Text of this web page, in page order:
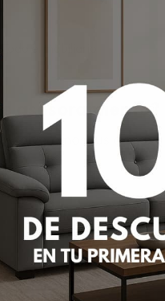
Silla confidente Nova de
Negropor58,80€. Producto en
Silla Confidente Nova – 76x55
aSilla Confidente
asesoramiento?
tus dudas.